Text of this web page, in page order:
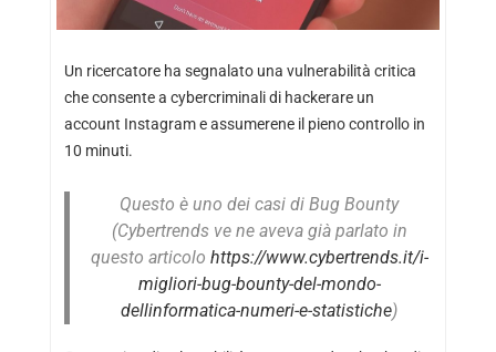
Un ricercatore ha segnalato una vulnerabilità critica
che consente a cybercriminali di hackerare un
account Instagram e assumerene il pieno controllo in
10 minuti.
Questo è uno dei casi di Bug Bounty
(Cybertrends ve ne aveva già parlato in
questo articolo https://www.cybertrends.it/i-
migliori-bug-bounty-del-mondo-
dellinformatica-numeri-e-statistiche)